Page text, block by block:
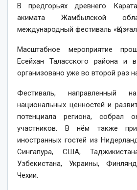
В предгорьях древнего
акимата Жамбылской
международный фестиваль
Масштабное мероприятие
Есейхан Таласского района и
организовано уже во второй раз
Фестиваль, направленный
национальных ценностей и
потенциала региона, собрал
участников. В нём также
иностранных гостей из
Сингапура, США,
Узбекистана, Украины,
Чехии.